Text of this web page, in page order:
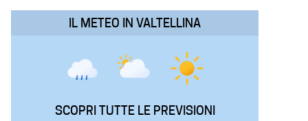
IL METEO IN VALTELLINA
SCOPRI TUTTE LE PREVISIONI